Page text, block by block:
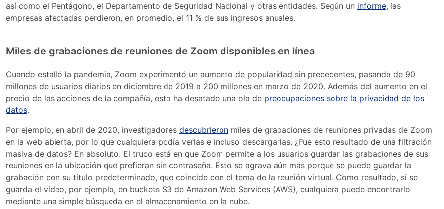
así como el Pentágono, el Departamento de Seguridad Nacional y otras entidades. Según un informe, las
empresas afectadas perdieron, en promedio, el 11 % de sus ingresos anuales.
Miles de grabaciones de reuniones de Zoom disponibles en línea
Cuando estalló la pandemia, Zoom experimentó un aumento de popularidad sin precedentes, pasando de 90
millones de usuarios diarios en diciembre de 2019 a 200 millones en marzo de 2020. Además del aumento en el
precio de las acciones de la compañía, esto ha desatado una ola de preocupaciones sobre la privacidad de los
datos.
Por ejemplo, en abril de 2020, investigadoresdescubrieron miles de grabaciones de reuniones privadas de Zoom
en la web abierta, por lo que cualquiera podía verlas e incluso descargarlas. ¿Fue esto resultado de una filtración
masiva de datos? En absoluto. El truco está en que Zoom permite a los usuarios guardar las grabaciones de sus
reuniones en la ubicación que prefieran sin contraseña. Esto se agrava aún más porque se puede guardar la
grabación con su título predeterminado, que coincide con el tema de la reunión virtual. Como resultado, si se
guarda el vídeo, por ejemplo, en buckets S3 de Amazon Web Services (AWS), cualquiera puede encontrarlo
mediante una simple búsqueda en el almacenamiento en la nube.